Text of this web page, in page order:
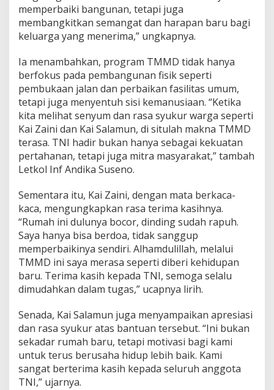
memperbaiki bangunan, tetapi juga
membangkitkan semangat dan harapan baru bagi
keluarga yang menerima,” ungkapnya.
Ia menambahkan, program TMMD tidak hanya
berfokus pada pembangunan fisik seperti
pembukaan jalan dan perbaikan fasilitas umum,
tetapi juga menyentuh sisi kemanusiaan. “Ketika
kita melihat senyum dan rasa syukur warga seperti
Kai Zaini dan Kai Salamun, di situlah makna TMMD
terasa. TNI hadir bukan hanya sebagai kekuatan
pertahanan, tetapi juga mitra masyarakat,” tambah
Letkol Inf Andika Suseno.
Sementara itu, Kai Zaini, dengan mata berkaca-
kaca, mengungkapkan rasa terima kasihnya.
“Rumah ini dulunya bocor, dinding sudah rapuh.
Saya hanya bisa berdoa, tidak sanggup
memperbaikinya sendiri. Alhamdulillah, melalui
TMMD ini saya merasa seperti diberi kehidupan
baru. Terima kasih kepada TNI, semoga selalu
dimudahkan dalam tugas,” ucapnya lirih.
Senada, Kai Salamun juga menyampaikan apresiasi
dan rasa syukur atas bantuan tersebut. “Ini bukan
sekadar rumah baru, tetapi motivasi bagi kami
untuk terus berusaha hidup lebih baik. Kami
sangat berterima kasih kepada seluruh anggota
TNI,” ujarnya.